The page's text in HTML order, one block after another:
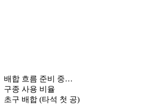
배합 흐름 준비 중…
구종 사용 비율
초구 배합 (타석 첫 공)